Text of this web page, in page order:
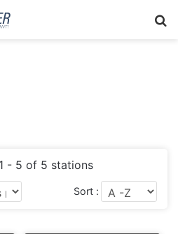
- 5 of 5 stations
Sort :